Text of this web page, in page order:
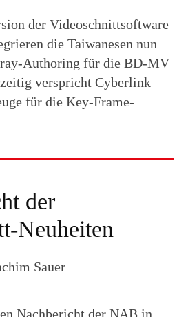
der Videoschnittsoftware
die Taiwanesen nun
Authoring für die BD-MV
verspricht Cyberlink
für die Key-Frame-
der
Neuheiten
Sauer
Nachbericht der NAB in